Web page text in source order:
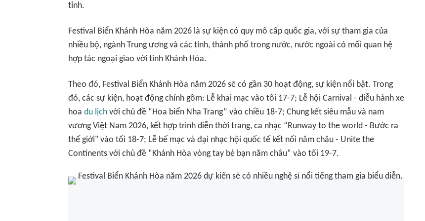
tỉnh.
Festival Biển Khánh Hòa năm 2026 là sự kiện có quy mô cấp quốc gia, với sự tham gia của
nhiều bộ, ngành Trung ương và các tỉnh, thành phố trong nước, nước ngoài có mối quan hệ
hợp tác ngoại giao với tỉnh Khánh Hòa.
Theo đó, Festival Biển Khánh Hòa năm 2026 sẽ có gần 30 hoạt động, sự kiện nổi bật. Trong
đó, các sự kiện, hoạt động chính gồm: Lễ khai mạc vào tối 17-7; Lễ hội Carnival - diễu hành xe
hoa du lịch với chủ đề “Hoa biển Nha Trang” vào chiều 18-7; Chung kết siêu mẫu và nam
vương Việt Nam 2026, kết hợp trình diễn thời trang, ca nhạc “Runway to the world - Bước ra
thế giới" vào tối 18-7; Lễ bế mạc và đại nhạc hội quốc tế kết nối năm châu - Unite the
Continents với chủ đề “Khánh Hòa vòng tay bè bạn năm châu” vào tối 19-7.